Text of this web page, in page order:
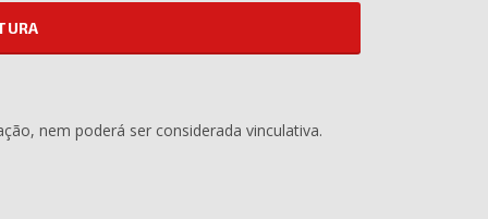
nem poderá ser considerada vinculativa.